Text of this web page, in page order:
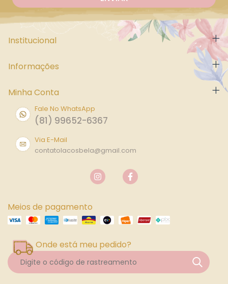
Institucional
Informações
Minha Conta
Fale No WhatsApp
(81) 99652-6367
Via E-Mail
contatolacosbela@gmail.com
Meios de pagamento
Onde está meu pedido?